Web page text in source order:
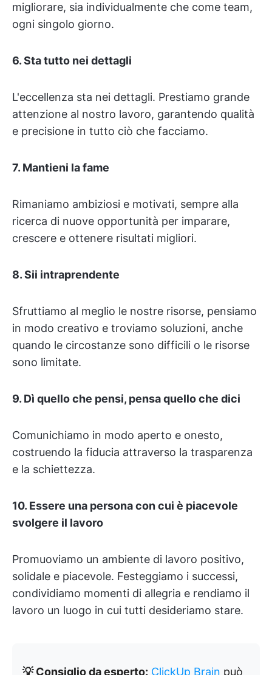
migliorare, sia individualmente che come team,
ogni singolo giorno.
6. Sta tutto nei dettagli
L'eccellenza sta nei dettagli. Prestiamo grande
attenzione al nostro lavoro, garantendo qualità
e precisione in tutto ciò che facciamo.
7. Mantieni la fame
Rimaniamo ambiziosi e motivati, sempre alla
ricerca di nuove opportunità per imparare,
crescere e ottenere risultati migliori.
8. Sii intraprendente
Sfruttiamo al meglio le nostre risorse, pensiamo
in modo creativo e troviamo soluzioni, anche
quando le circostanze sono difficili o le risorse
sono limitate.
9. Dì quello che pensi, pensa quello che dici
Comunichiamo in modo aperto e onesto,
costruendo la fiducia attraverso la trasparenza
e la schiettezza.
10. Essere una persona con cui è piacevole
svolgere il lavoro
Promuoviamo un ambiente di lavoro positivo,
solidale e piacevole. Festeggiamo i successi,
condividiamo momenti di allegria e rendiamo il
lavoro un luogo in cui tutti desideriamo stare.
💡 Consiglio da esperto: ClickUp Brain può